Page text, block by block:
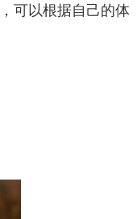
可以根据自己的体